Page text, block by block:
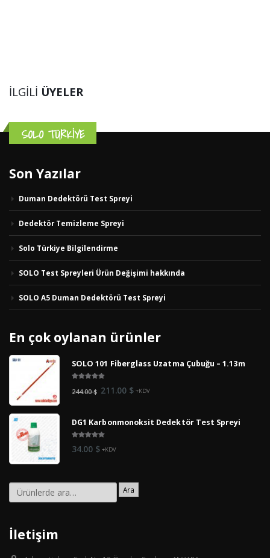
İLGILI ÜYELER
SOLO TÜRKİYE
Son Yazılar
Duman Dedektörü Test Spreyi
Dedektör Temizleme Spreyi
Solo Türkiye Bilgilendirme
SOLO Test Spreyleri Ürün Değişimi hakkında
SOLO A5 Duman Dedektörü Test Spreyi
En çok oylanan ürünler
SOLO 101 Fiberglass Uzatma Çubuğu – 1.13m
of 5
244.00$ Orijinal
244.00 $.
211.00 $Şu
fiyat:
+KDV
DG1 Karbonmonoksit Dedektör Test Spreyi
5.00 out
of 5
34.00 $ +KDV
Ara
İletişim